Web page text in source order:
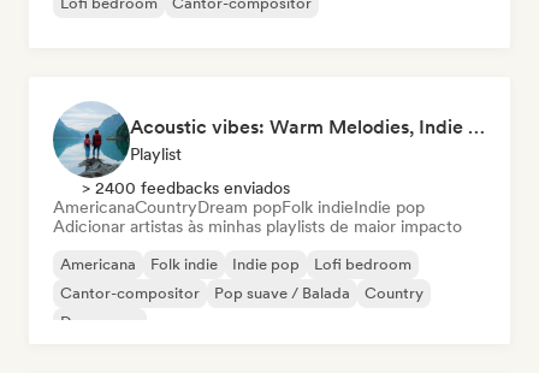
Acoustic vibes: Warm Melodies, Indie Folk & Singer-Songwriter 🏞️
Playlist
> 2400 feedbacks enviados
AmericanaCountryDream popFolk indieIndie pop
Adicionar artistas às minhas playlists de maior impacto
Americana Folk indie Indie pop
Lofi bedroom
Cantor-compositor
Pop suave / Balada
Country
Dream pop